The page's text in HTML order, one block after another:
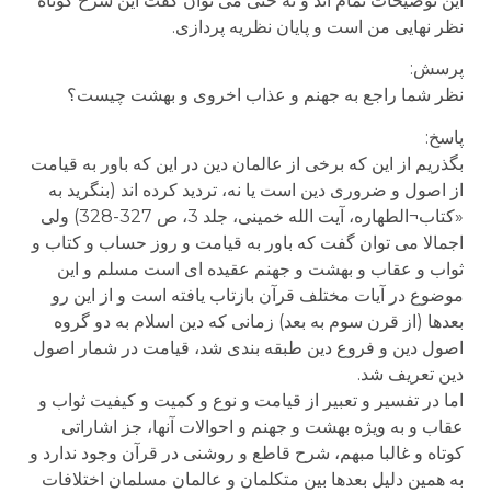
نظر نهایی من است و پایان نظریه پردازی.
پرسش:
نظر شما راجع به جهنم و عذاب اخروی و بهشت چیست؟
پاسخ:
بگذریم از این که برخی از عالمان دین در این که باور به قیامت
از اصول و ضروری دین است یا نه، تردید کرده اند (بنگرید به
«کتاب¬الطهاره، آیت الله خمینی، جلد 3، ص 327-328) ولی
اجمالا می توان گفت که باور به قیامت و روز حساب و کتاب و
ثواب و عقاب و بهشت و جهنم عقیده ای است مسلم و این
موضوع در آیات مختلف قرآن بازتاب یافته است و از این رو
بعدها (از قرن سوم به بعد) زمانی که دین اسلام به دو گروه
اصول دین و فروع دین طبقه بندی شد، قیامت در شمار اصول
دین تعریف شد.
اما در تفسیر و تعبیر از قیامت و نوع و کمیت و کیفیت ثواب و
عقاب و به ویژه بهشت و جهنم و احوالات آنها، جز اشاراتی
کوتاه و غالبا مبهم، شرح قاطع و روشنی در قرآن وجود ندارد و
به همین دلیل بعدها بین متکلمان و عالمان مسلمان اختلافات